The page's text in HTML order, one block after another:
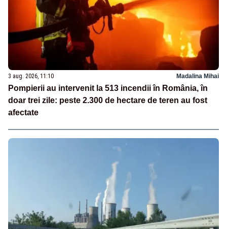
3 aug. 2026, 11:10 Madalina Mihai
Pompierii au intervenit la 513 incendii în România, în
doar trei zile: peste 2.300 de hectare de teren au fost
afectate